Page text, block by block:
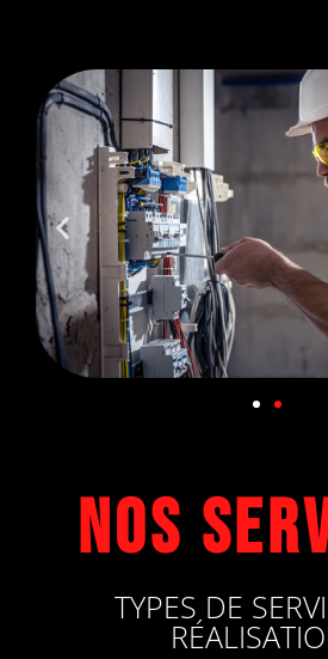
Nos
TYPES DE